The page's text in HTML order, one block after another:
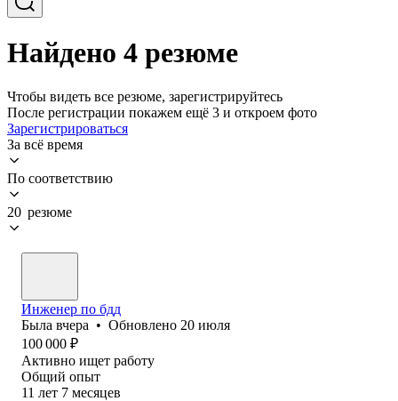
Найдено 4 резюме
Чтобы видеть все резюме, зарегистрируйтесь
После регистрации покажем ещё 3 и откроем фото
Зарегистрироваться
За всё время
По соответствию
20 резюме
Инженер по бдд
Была вчера • Обновлено 20 июля
100 000 ₽
Активно ищет работу
Общий опыт
11 лет 7 месяцев